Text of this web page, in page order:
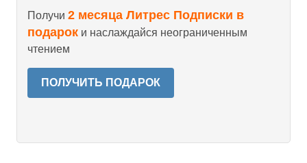
Получи 2 месяца Литрес Подписки в
подарок и наслаждайся неограниченным
чтением
ПОЛУЧИТЬ ПОДАРОК